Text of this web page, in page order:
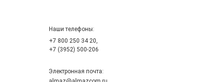
Наши телефоны:
+7 800 250 34 20,
+7 (3952) 500-206
Электронная почта: